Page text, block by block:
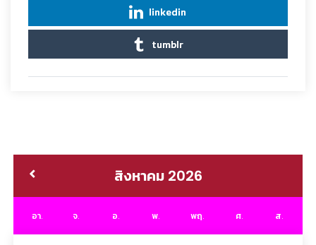
linkedin
tumblr
สิงหาคม 2026
อา. จ. อ. พ. พฤ. ศ. ส.